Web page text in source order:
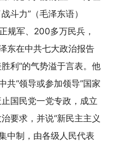
斗力”（毛泽东语）
规军、200多万民兵，
东在中共七大政治报告
利”的气势溢于言表。他
共“领导或参加领导”国家
国民党一党专政，成立
要求，并说“新民主主义
中制，由各级人民代表